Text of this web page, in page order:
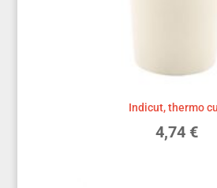
Indicut, thermo
4,74 €